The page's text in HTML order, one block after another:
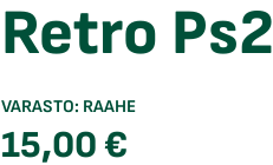
Retro Ps2
VARASTO: RAAHE
15,00€